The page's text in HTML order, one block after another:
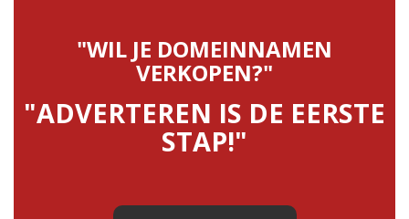
"WIL JE DOMEINNAMEN
VERKOPEN?"
"ADVERTEREN IS DE EERSTE
STAP!"